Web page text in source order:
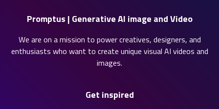
Promptus | Generative AI image and Video
We are on a mission to power creatives, designers, and
enthusiasts who want to create unique visual AI videos and
images.
Get inspired